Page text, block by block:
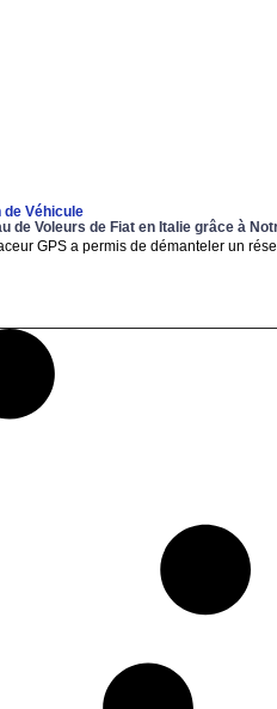
Véhicule
de Voleurs de Fiat en Italie grâce à
GPS a permis de démanteler un